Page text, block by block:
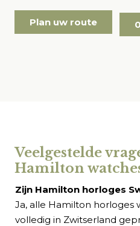
Plan uw route
Veelgestelde
Hamilton
Zijn Hamilton horloges
Ja, alle Hamilton
volledig in Zwitserland